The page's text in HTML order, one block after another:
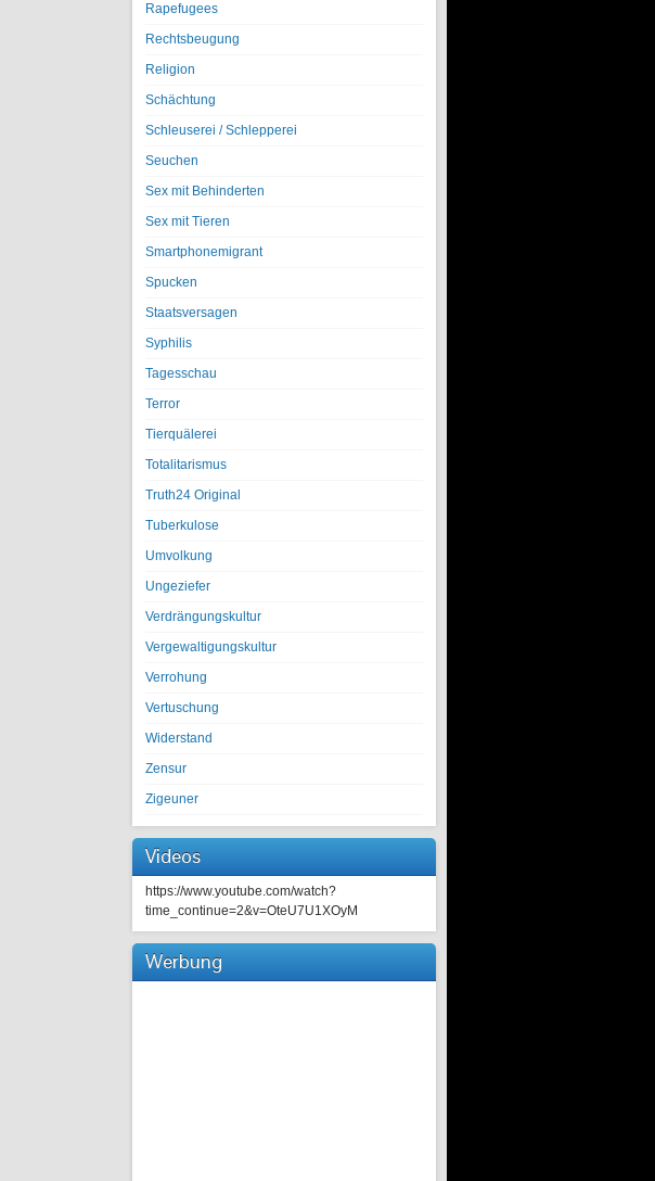
Rapefugees
Rechtsbeugung
Religion
Schächtung
Schleuserei / Schlepperei
Seuchen
Sex mit Behinderten
Sex mit Tieren
Smartphonemigrant
Spucken
Staatsversagen
Syphilis
Tagesschau
Terror
Tierquälerei
Totalitarismus
Truth24 Original
Tuberkulose
Umvolkung
Ungeziefer
Verdrängungskultur
Vergewaltigungskultur
Verrohung
Vertuschung
Widerstand
Zensur
Zigeuner
Videos
https://www.youtube.com/watch?
time_continue=2&v=OteU7U1XOyM
Werbung